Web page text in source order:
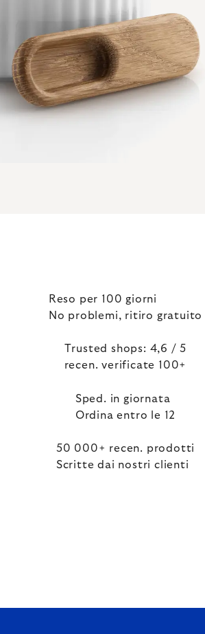
Reso per 100 giorni
No problemi, ritiro gratuito
Trusted shops: 4,6 / 5
recen. verificate 100+
Sped. in giornata
Ordina entro le 12
50 000+ recen. prodotti
Scritte dai nostri clienti